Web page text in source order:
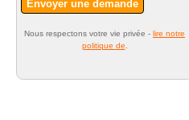
Envoyer une demande
Nous respectons votre vie privée - lire notre
politique de.